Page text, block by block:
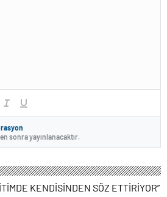
sonra yayınlanacaktır.